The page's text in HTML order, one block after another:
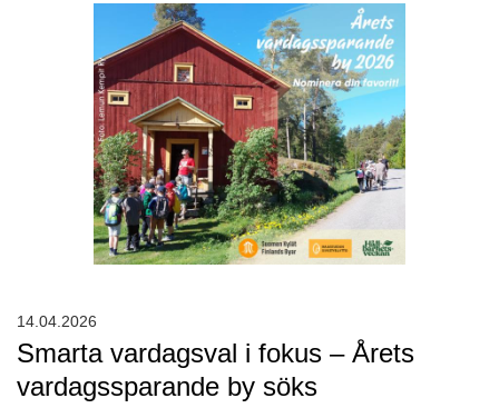
Smarta vardagsval i fokus – Årets
vardagssparande by söks
14.04.2026